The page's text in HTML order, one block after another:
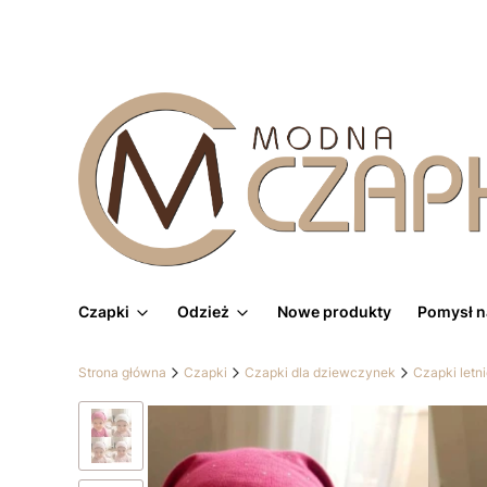
Czapki Odzież Nowe produkty Pomysł
Strona główna Czapki Czapki dla dziewczynek Czapki